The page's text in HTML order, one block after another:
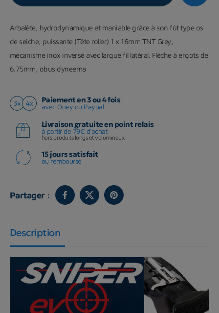
Arbalète, hydrodynamique et maniable grâce à son fût type os
de seiche, puissante (Tête roller) 1 x 16mm TNT Grey,
mécanisme inox inversé avec largue fil latéral. Flèche à ergots de
6.75mm, obus dyneema
Paiement en 3 ou 4 fois
avec Oney ou Paypal
Livraison gratuite en point relais
à partir de 79€ d'achat
hors produits longs et volumineux
15 jours satisfait
ou remboursé
Partager :
Description